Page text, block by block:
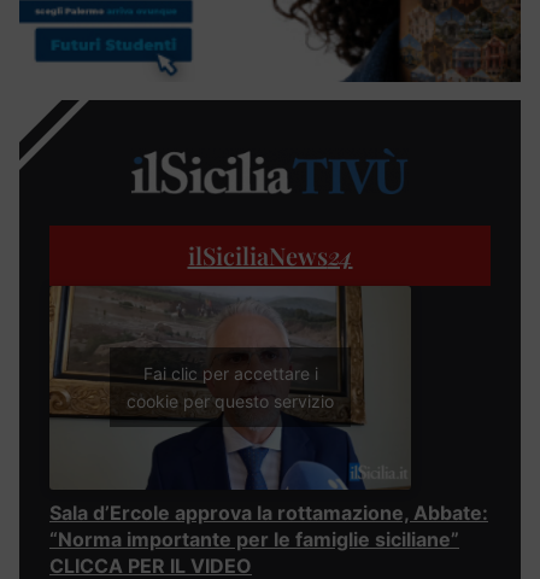
ilSiciliaNews24
Fai clic per accettare i
cookie per questo servizio
Sala d’Ercole approva la rottamazione, Abbate:
“Norma importante per le famiglie siciliane”
CLICCA PER IL VIDEO